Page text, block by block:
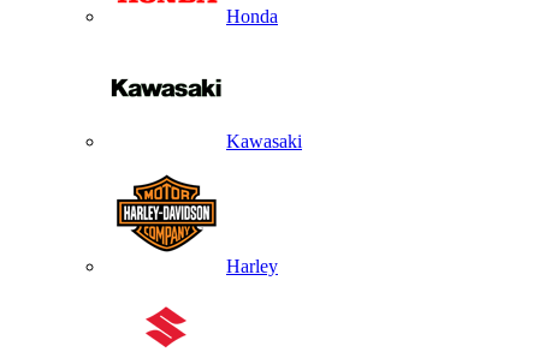
Honda
Kawasaki
Harley